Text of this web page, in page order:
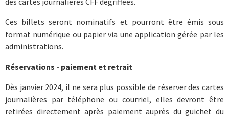
Ces billets seront nominatifs et pourront être émis sous
format numérique ou papier via une application gérée par les
administrations.
Réservations - paiement et retrait
Dès janvier 2024, il ne sera plus possible de réserver des cartes
journalières par téléphone ou courriel, elles devront être
retirées directement après paiement auprès du guichet du